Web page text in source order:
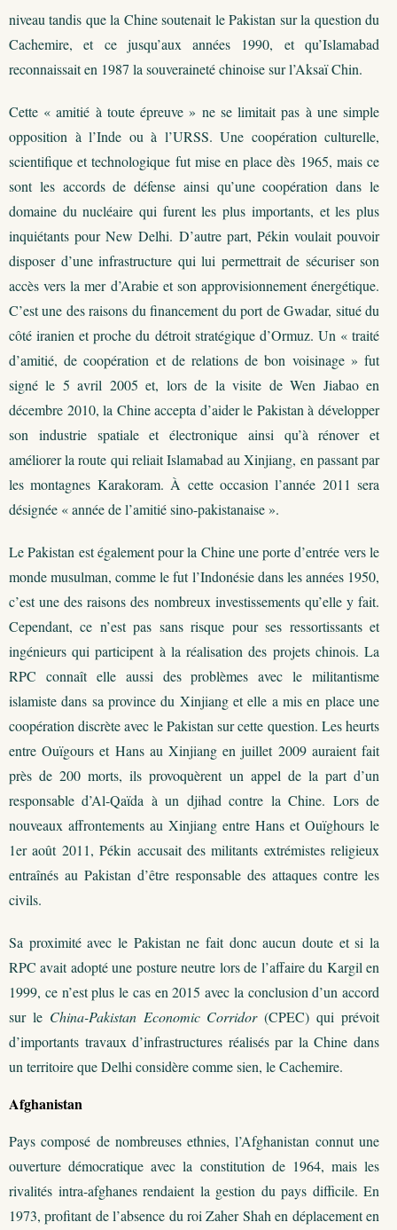
niveau tandis que la Chine soutenait le Pakistan sur la question du
Cachemire, et ce jusqu’aux années 1990, et qu’Islamabad
reconnaissait en 1987 la souveraineté chinoise sur l’Aksaï Chin.
Cette « amitié à toute épreuve » ne se limitait pas à une simple
opposition à l’Inde ou à l’URSS. Une coopération culturelle,
scientifique et technologique fut mise en place dès 1965, mais ce
sont les accords de défense ainsi qu’une coopération dans le
domaine du nucléaire qui furent les plus importants, et les plus
inquiétants pour New Delhi. D’autre part, Pékin voulait pouvoir
disposer d’une infrastructure qui lui permettrait de sécuriser son
accès vers la mer d’Arabie et son approvisionnement énergétique.
C’est une des raisons du financement du port de Gwadar, situé du
côté iranien et proche du détroit stratégique d’Ormuz. Un « traité
d’amitié, de coopération et de relations de bon voisinage » fut
signé le 5 avril 2005 et, lors de la visite de Wen Jiabao en
décembre 2010, la Chine accepta d’aider le Pakistan à développer
son industrie spatiale et électronique ainsi qu’à rénover et
améliorer la route qui reliait Islamabad au Xinjiang, en passant par
les montagnes Karakoram. À cette occasion l’année 2011 sera
désignée « année de l’amitié sino-pakistanaise ».
Le Pakistan est également pour la Chine une porte d’entrée vers le
monde musulman, comme le fut l’Indonésie dans les années 1950,
c’est une des raisons des nombreux investissements qu’elle y fait.
Cependant, ce n’est pas sans risque pour ses ressortissants et
ingénieurs qui participent à la réalisation des projets chinois. La
RPC connaît elle aussi des problèmes avec le militantisme
islamiste dans sa province du Xinjiang et elle a mis en place une
coopération discrète avec le Pakistan sur cette question. Les heurts
entre Ouïgours et Hans au Xinjiang en juillet 2009 auraient fait
près de 200 morts, ils provoquèrent un appel de la part d’un
responsable d’Al-Qaïda à un djihad contre la Chine. Lors de
nouveaux affrontements au Xinjiang entre Hans et Ouïghours le
1er août 2011, Pékin accusait des militants extrémistes religieux
entraînés au Pakistan d’être responsable des attaques contre les
civils.
Sa proximité avec le Pakistan ne fait donc aucun doute et si la
RPC avait adopté une posture neutre lors de l’affaire du Kargil en
1999, ce n’est plus le cas en 2015 avec la conclusion d’un accord
sur le China-Pakistan Economic Corridor(CPEC) qui prévoit
d’importants travaux d’infrastructures réalisés par la Chine dans
un territoire que Delhi considère comme sien, le Cachemire.
Afghanistan
Pays composé de nombreuses ethnies, l’Afghanistan connut une
ouverture démocratique avec la constitution de 1964, mais les
rivalités intra-afghanes rendaient la gestion du pays difficile. En
1973, profitant de l’absence du roi Zaher Shah en déplacement en